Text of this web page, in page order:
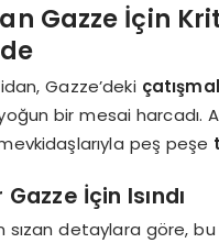
Gazze İçin
Gazze’deki
bir mesai harcadı.
peş peşe
İçin Isındı
sızan detaylara göre,